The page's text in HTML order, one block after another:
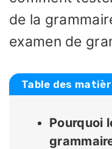
de la
examen de
Table des
Pourquoi